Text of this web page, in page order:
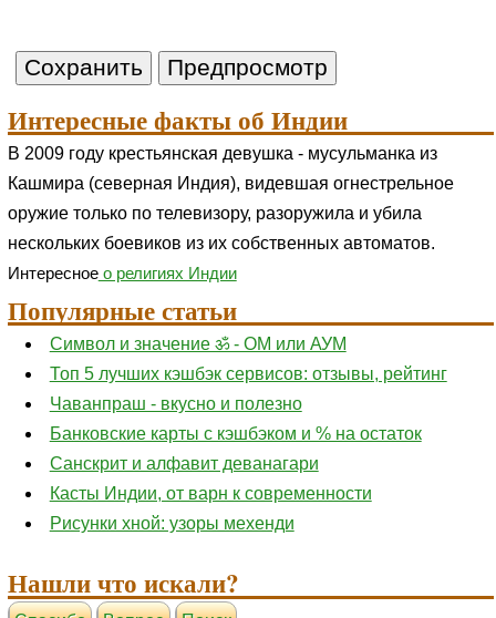
Интересные факты об Индии
В 2009 году крестьянская девушка - мусульманка из
Кашмира (северная Индия), видевшая огнестрельное
оружие только по телевизору, разоружила и убила
нескольких боевиков из их собственных автоматов.
Интересноео религиях Индии
Популярные статьи
Символ и значение ॐ - ОМ или АУМ
Топ 5 лучших кэшбэк сервисов: отзывы, рейтинг
Чаванпраш - вкусно и полезно
Банковские карты с кэшбэком и % на остаток
Санскрит и алфавит деванагари
Касты Индии, от варн к современности
Рисунки хной: узоры мехенди
Нашли что искали?